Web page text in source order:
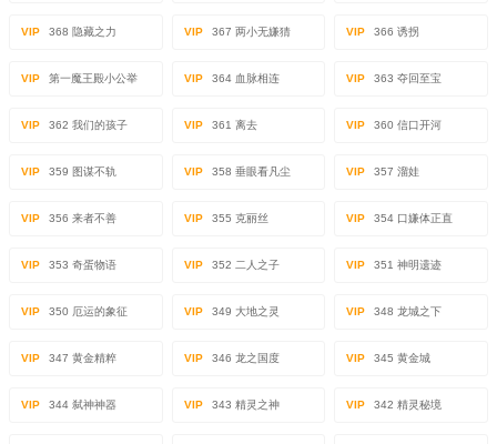
VIP 368 隐藏之力 VIP 367 两小无嫌猜 VIP 366 诱拐
VIP 第一魔王殿小公举 VIP 364 血脉相连 VIP 363 夺回至宝
VIP 362 我们的孩子 VIP 361 离去 VIP 360 信口开河
VIP 359 图谋不轨 VIP 358 垂眼看凡尘 VIP 357 溜娃
VIP 356 来者不善 VIP 355 克丽丝 VIP 354 口嫌体正直
VIP 353 奇蛋物语 VIP 352 二人之子 VIP 351 神明遗迹
VIP 350 厄运的象征 VIP 349 大地之灵 VIP 348 龙城之下
VIP 347 黄金精粹 VIP 346 龙之国度 VIP 345 黄金城
VIP 344 弑神神器 VIP 343 精灵之神 VIP 342 精灵秘境